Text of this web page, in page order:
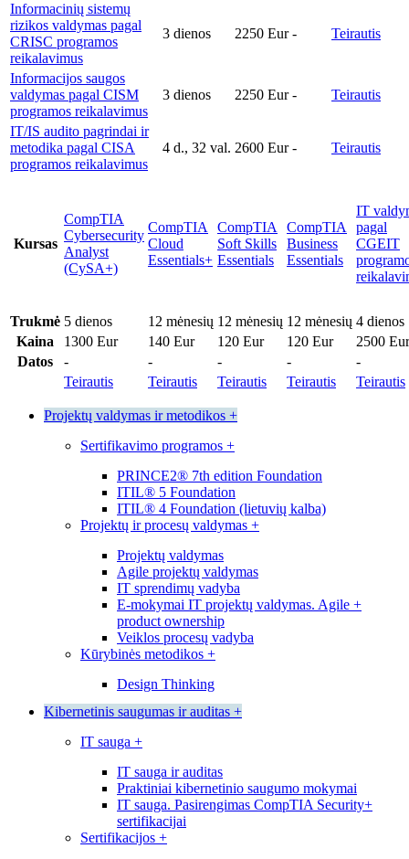
Informacinių sistemų
rizikos valdymas pagal
CRISC programos
reikalavimus
3 dienos 2250 Eur - Teirautis
Informacijos saugos
valdymas pagal CISM
programos reikalavimus
3 dienos 2250 Eur - Teirautis
IT/IS audito pagrindai ir
metodika pagal CISA
programos reikalavimus
4 d., 32 val. 2600 Eur - Teirautis
Kursas
CompTIA
Cybersecurity
Analyst
(CySA+)
CompTIA
Cloud
Essentials+
CompTIA
Soft Skills
Essentials
CompTIA
Business
Essentials
IT
pagal
CGEIT
Trukmė 5 dienos 12 mėnesių 12 mėnesių 12 mėnesių 4 dienos
Kaina
1300 Eur 140 Eur 120 Eur 120 Eur
2500 Eur
Datos
- - - -
-
Teirautis
Teirautis Teirautis Teirautis Teirautis
Projektų valdymas ir metodikos +
Sertifikavimo programos +
PRINCE2® 7th edition Foundation
ITIL® 5 Foundation
ITIL® 4 Foundation (lietuvių kalba)
Projektų ir procesų valdymas +
Projektų valdymas
Agile projektų valdymas
IT sprendimų vadyba
E-mokymai IT projektų valdymas. Agile +
product ownership
Veiklos procesų vadyba
Kūrybinės metodikos +
Design Thinking
Kibernetinis saugumas ir auditas +
IT sauga +
IT sauga ir auditas
Praktiniai kibernetinio saugumo mokymai
IT sauga. Pasirengimas CompTIA Security+
sertifikacijai
Sertifikacijos +